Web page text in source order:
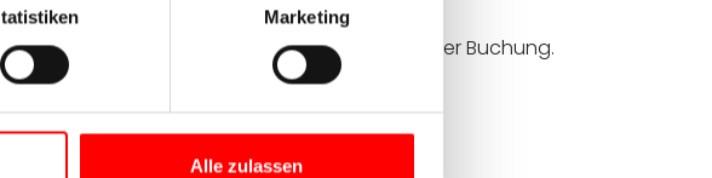
Marketing
Alle zulassen
hinterlassen Sie uns einen Kommentar in der Buchung.